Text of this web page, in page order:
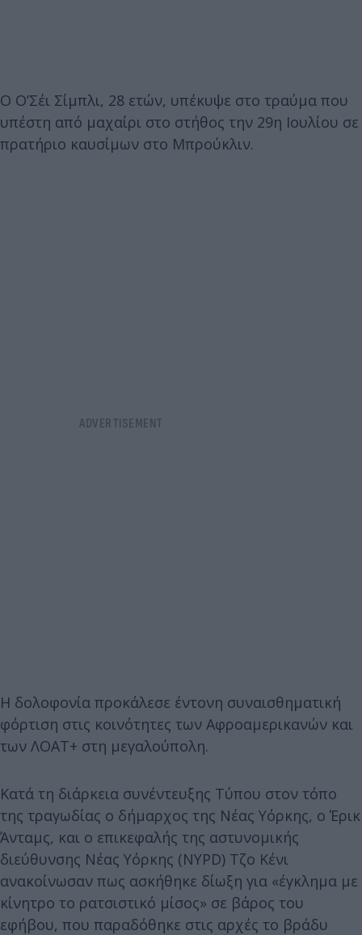
Ο Ο’Σέι Σίμπλι, 28 ετών, υπέκυψε στο τραύμα που
υπέστη από μαχαίρι στο στήθος την 29η Ιουλίου σε
πρατήριο καυσίμων στο Μπρούκλιν.
Η δολοφονία προκάλεσε έντονη συναισθηματική
φόρτιση στις κοινότητες των Αφροαμερικανών και
των ΛΟΑΤ+ στη μεγαλούπολη.
Κατά τη διάρκεια συνέντευξης Τύπου στον τόπο
της τραγωδίας ο δήμαρχος της Νέας Υόρκης, ο Έρικ
Άνταμς, και ο επικεφαλής της αστυνομικής
διεύθυνσης Νέας Υόρκης (NYPD) Τζο Κένι
ανακοίνωσαν πως ασκήθηκε δίωξη για «έγκλημα με
κίνητρο το ρατσιστικό μίσος» σε βάρος του
εφήβου, που παραδόθηκε στις αρχές το βράδυ